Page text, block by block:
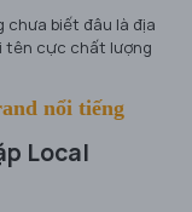
chưa biết đâu là địa
tên cực chất lượng
nổi tiếng
Local